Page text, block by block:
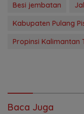
Besi jembatan
Kabupaten Pulang
Propinsi Kalimantan
Baca Juga